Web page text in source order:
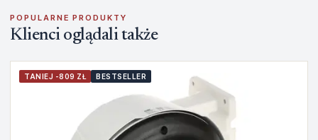
POPULARNE PRODUKTY
Klienci oglądali także
TANIEJ -809 ZŁ BESTSELLER